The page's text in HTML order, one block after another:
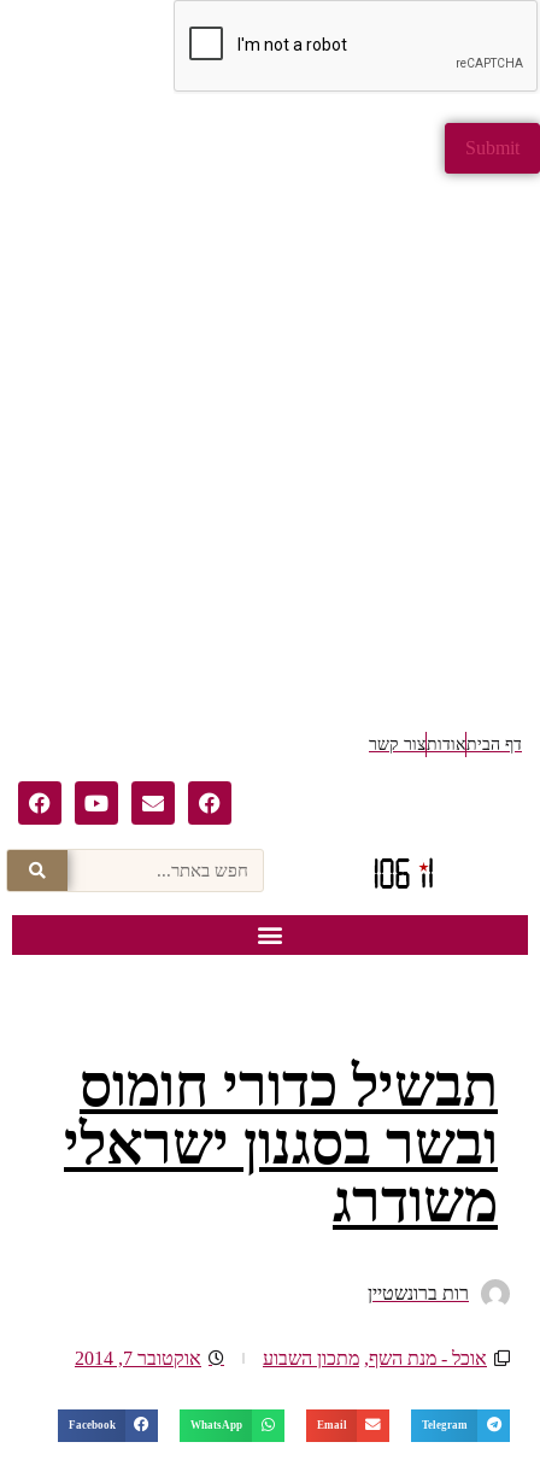
דף הביתאודותצור קשר
תבשיל כדורי חומוס
ובשר בסגנון ישראלי
משודרג
רות ברונשטיין
אוכל - מנת השף, מתכון השבוע אוקטובר 7, 2014
Telegram
Email
WhatsApp
Facebook